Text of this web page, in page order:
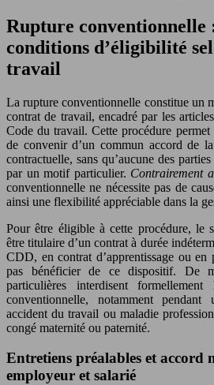
Rupture conventionnelle
conditions d’éligibilité
travail
La rupture conventionnelle constitue un
contrat de travail, encadré par les
Code du travail. Cette procédure permet
de convenir d’un commun accord de
contractuelle, sans qu’aucune des
par un motif particulier. Contrairement
conventionnelle ne nécessite pas de
ainsi une flexibilité appréciable dans la
Pour être éligible à cette procédure, le
être titulaire d’un contrat à durée
CDD, en contrat d’apprentissage ou en
pas bénéficier de ce dispositif. De
particulières interdisent
conventionnelle, notamment
accident du travail ou maladie
congé maternité ou paternité.
Entretiens préalables et accord
employeur et salarié